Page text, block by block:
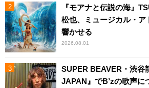
『モアナと伝説の海』
松也、ミュージカル・
響かせる
2026.08.01
SUPER BEAVER・渋谷
JAPAN』でB’zの歌声に